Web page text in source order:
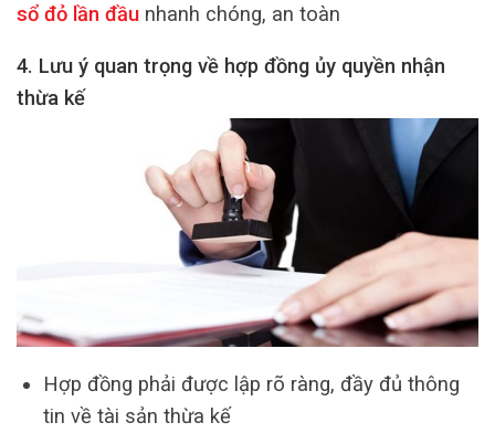
sổ đỏ lần đầu nhanh chóng, an toàn
4. Lưu ý quan trọng về hợp đồng ủy quyền nhận
thừa kế
Hợp đồng phải được lập rõ ràng, đầy đủ thông
tin về tài sản thừa kế